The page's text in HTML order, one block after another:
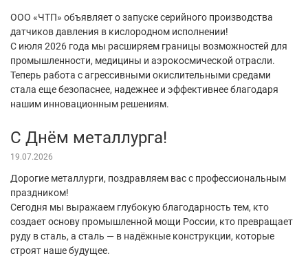
ООО «ЧТП» объявляет о запуске серийного производства
датчиков давления в кислородном исполнении!
С июля 2026 года мы расширяем границы возможностей для
промышленности, медицины и аэрокосмической отрасли.
Теперь работа с агрессивными окислительными средами
стала еще безопаснее, надежнее и эффективнее благодаря
нашим инновационным решениям.
С Днём металлурга!
19.07.2026
Дорогие металлурги, поздравляем вас с профессиональным
праздником!
Сегодня мы выражаем глубокую благодарность тем, кто
создает основу промышленной мощи России, кто превращает
руду в сталь, а сталь — в надёжные конструкции, которые
строят наше будущее.